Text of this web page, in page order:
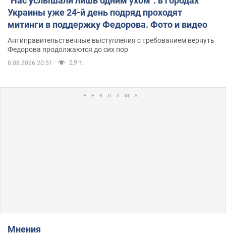
Украины уже 24-й день подряд проходят
митинги в поддержку Федорова. Фото и видео
Антиправительственные выступления с требованием вернуть
Федорова продолжаются до сих пор
8.08.2026 20:51 2,9 т.
Мнения